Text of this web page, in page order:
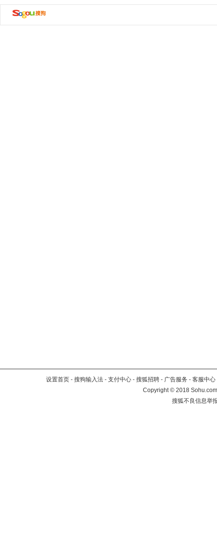
设置首页 - 搜狗输入法 - 支付中心 - 搜狐招聘 - 广告服务 - 客服中心
Copyright©2018
搜狐不良信息举